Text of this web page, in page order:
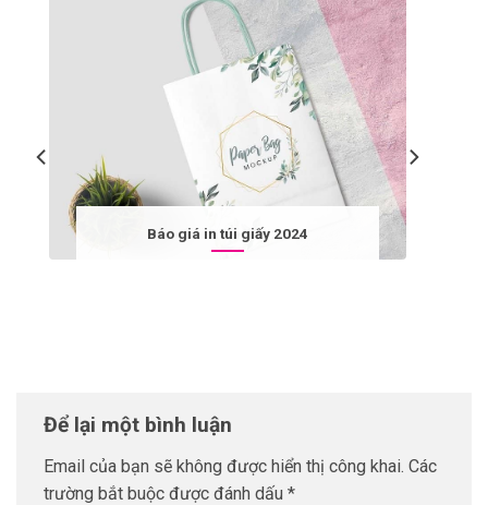
Báo giá in túi giấy 2024
Để lại một bình luận
Email của bạn sẽ không được hiển thị công khai. Các
trường bắt buộc được đánh dấu *